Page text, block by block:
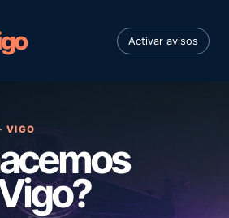
Activar avisos
VIGO